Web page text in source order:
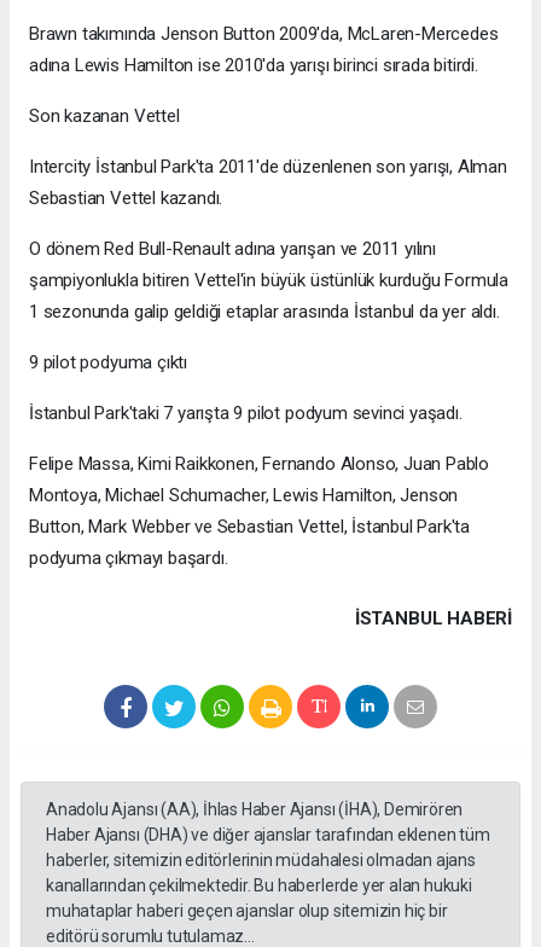
Brawn takımında Jenson Button 2009'da, McLaren-Mercedes
adına Lewis Hamilton ise 2010'da yarışı birinci sırada bitirdi.
Son kazanan Vettel
Intercity İstanbul Park'ta 2011'de düzenlenen son yarışı, Alman
Sebastian Vettel kazandı.
O dönem Red Bull-Renault adına yarışan ve 2011 yılını
şampiyonlukla bitiren Vettel'in büyük üstünlük kurduğu Formula
1 sezonunda galip geldiği etaplar arasında İstanbul da yer aldı.
9 pilot podyuma çıktı
İstanbul Park'taki 7 yarışta 9 pilot podyum sevinci yaşadı.
Felipe Massa, Kimi Raikkonen, Fernando Alonso, Juan Pablo
Montoya, Michael Schumacher, Lewis Hamilton, Jenson
Button, Mark Webber ve Sebastian Vettel, İstanbul Park'ta
podyuma çıkmayı başardı.
İSTANBUL HABERİ
Anadolu Ajansı (AA), İhlas Haber Ajansı (İHA), Demirören
Haber Ajansı (DHA) ve diğer ajanslar tarafından eklenen tüm
haberler, sitemizin editörlerinin müdahalesi olmadan ajans
kanallarından çekilmektedir. Bu haberlerde yer alan hukuki
muhataplar haberi geçen ajanslar olup sitemizin hiç bir
editörü sorumlu tutulamaz...